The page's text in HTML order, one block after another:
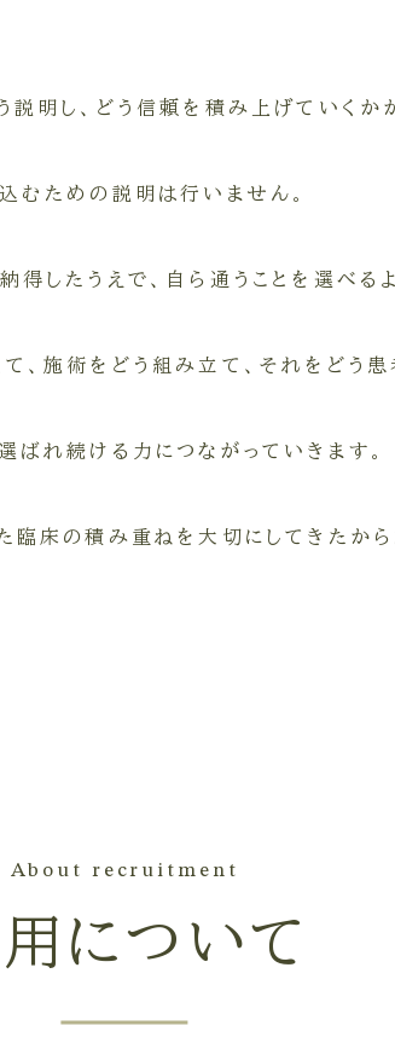
明し、どう信頼を積み上げていくか
むための説明は行いません。
したうえで、自ら通うことを選べる
施術をどう組み立て、それをどう患
ばれ続ける力につながっていきます。
床の積み重ねを大切にしてきたから
About recruitment
について